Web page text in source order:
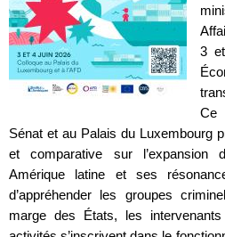
3
Ce
Sénat et au Palais du Luxembourg
et comparative sur l’expansion
Amérique latine et ses
d’appréhender les groupes
marge des États, les